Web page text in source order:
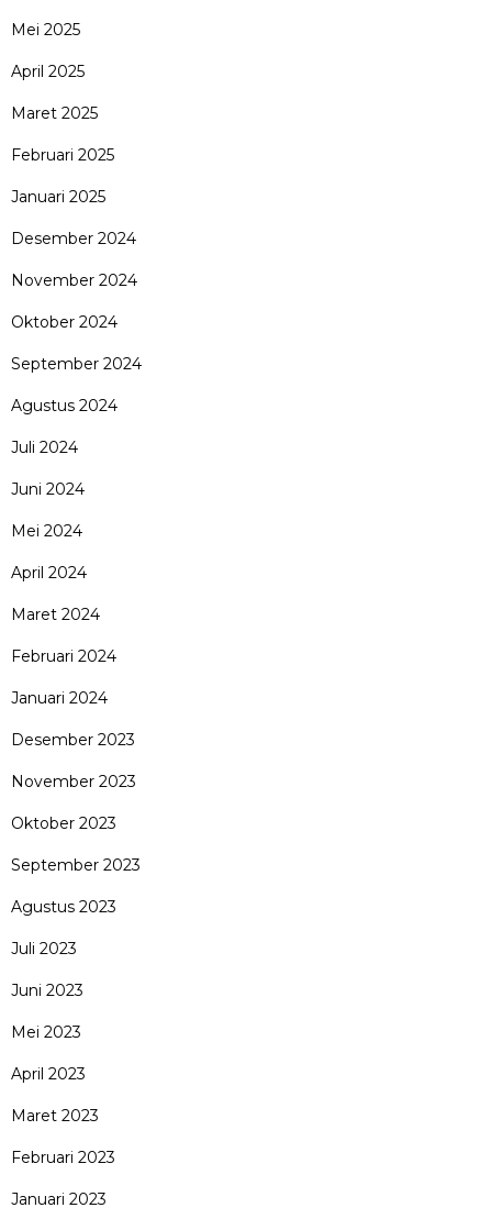
Mei 2025
April 2025
Maret 2025
Februari 2025
Januari 2025
Desember 2024
November 2024
Oktober 2024
September 2024
Agustus 2024
Juli 2024
Juni 2024
Mei 2024
April 2024
Maret 2024
Februari 2024
Januari 2024
Desember 2023
November 2023
Oktober 2023
September 2023
Agustus 2023
Juli 2023
Juni 2023
Mei 2023
April 2023
Maret 2023
Februari 2023
Januari 2023